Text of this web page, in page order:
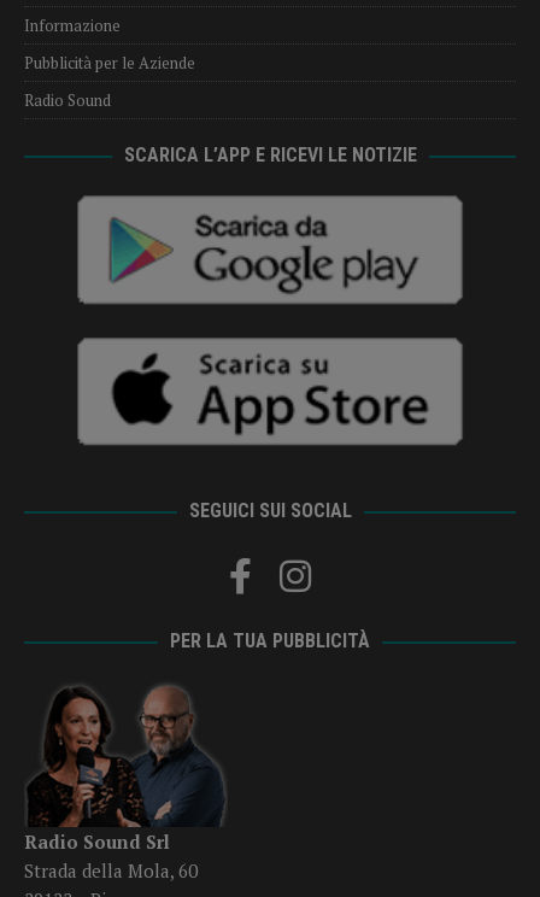
Informazione
Pubblicità per le Aziende
Radio Sound
SCARICA L’APP E RICEVI LE NOTIZIE
SEGUICI SUI SOCIAL
PER LA TUA PUBBLICITÀ
Radio Sound Srl
Strada della Mola, 60